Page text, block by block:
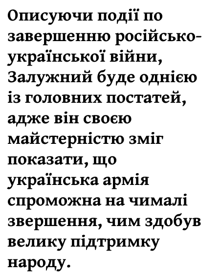
Описуючи події по
завершенню російсько-
української війни,
Залужний буде однією
із головних постатей,
адже він своєю
майстерністю зміг
показати, що
українська армія
спроможна на чималі
звершення, чим здобув
велику підтримку
народу.